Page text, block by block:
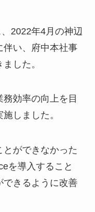
2022年4月の神辺
伴い、府中本社事
した。
効率の向上を目
しました。
ができなかった
を導入すること
できるように改善